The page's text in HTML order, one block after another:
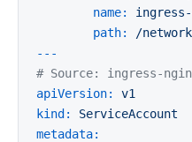
name:
path:
/
---
# Source: ingress-
apiVersion:
v1
kind:
ServiceAccount
metadata: